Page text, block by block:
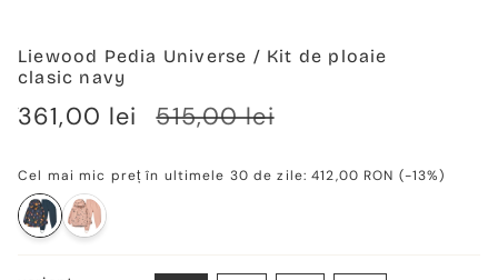
Liewood Pedia Universe / Kit de ploaie
clasic navy
Verkaufspreis
361,00 lei
Regulärer
515,00 lei
Cel mai mic preț în ultimele 30 de zile:412,00 RON (-13%)